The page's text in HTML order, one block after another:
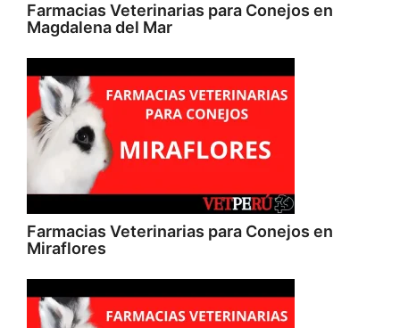
Farmacias Veterinarias para Conejos en
Magdalena del Mar
Farmacias Veterinarias para Conejos en
Miraflores